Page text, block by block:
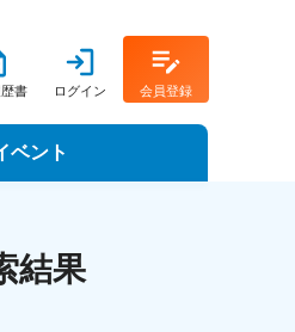
書 ログイン 会員登録
ベント
結果